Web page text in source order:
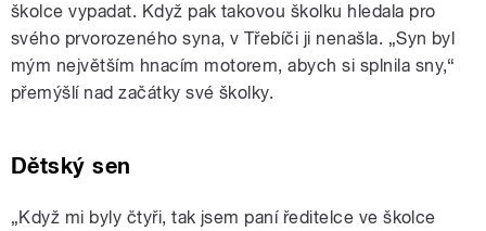
školce vypadat. Když pak takovou školku hledala pro
svého prvorozeného syna, v Třebíči ji nenašla. „Syn byl
mým největším hnacím motorem, abych si splnila sny,“
přemýšlí nad začátky své školky.
Dětský sen
„Když mi byly čtyři, tak jsem paní ředitelce ve školce